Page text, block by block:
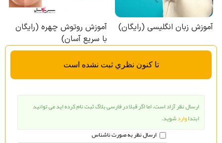
تا كنون نظري ثبت نشده است
ارسال نظر آزاد است، اما اگر قبلا در فارسی بلاگ ثبت نام کرده اید می توانید
ابتداواردشوید.
ارسال نظر به صورت ناشناس